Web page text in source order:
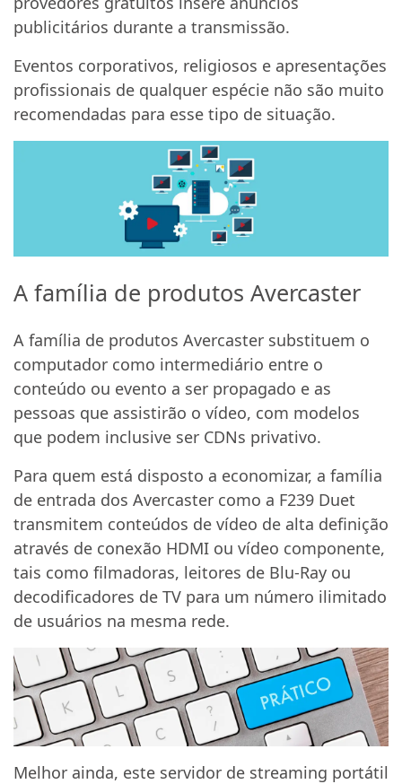
publicitários durante a transmissão.
Eventos corporativos, religiosos e apresentações
profissionais de qualquer espécie não são muito
recomendadas para esse tipo de situação.
A família de produtos Avercaster
A família de produtos Avercaster substituem o
computador como intermediário entre o
conteúdo ou evento a ser propagado e as
pessoas que assistirão o vídeo, com modelos
que podem inclusive ser CDNs privativo.
Para quem está disposto a economizar, a família
de entrada dos Avercaster como a F239 Duet
transmitem conteúdos de vídeo de alta definição
através de conexão HDMI ou vídeo componente,
tais como filmadoras, leitores de Blu-Ray ou
decodificadores de TV para um número ilimitado
de usuários na mesma rede.
Melhor ainda, este servidor de streaming portátil